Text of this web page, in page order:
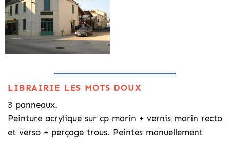
LIBRAIRIE LES MOTS DOUX
3 panneaux.
Peinture acrylique sur cp marin + vernis marin recto
et verso + perçage trous. Peintes manuellement